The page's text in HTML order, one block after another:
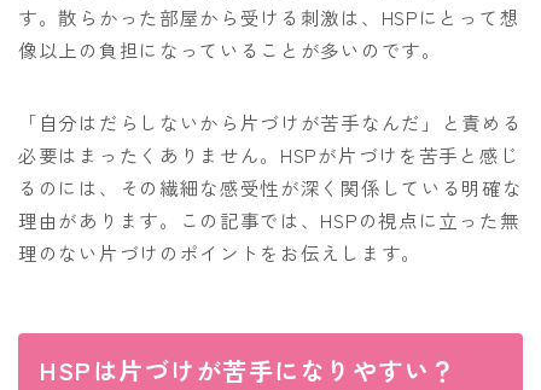
す。散らかった部屋から受ける刺激は、HSPにとって想
像以上の負担になっていることが多いのです。
「自分はだらしないから片づけが苦手なんだ」と責める
必要はまったくありません。HSPが片づけを苦手と感じ
るのには、その繊細な感受性が深く関係している明確な
理由があります。この記事では、HSPの視点に立った無
理のない片づけのポイントをお伝えします。
HSPは片づけが苦手になりやすい？